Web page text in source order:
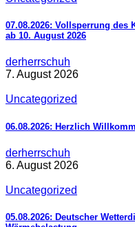
07.08.2026: Vollsperrung des
ab 10. August 2026
derherrschuh
7. August 2026
Uncategorized
06.08.2026: Herzlich
derherrschuh
6. August 2026
Uncategorized
05.08.2026: Deutscher